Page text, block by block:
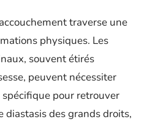
traverse une
physiques. Les
souvent étirés
peuvent nécessiter
pour retrouver
diastasis des grands droits,